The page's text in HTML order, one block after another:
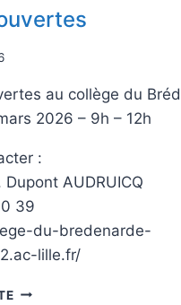
au collège du
2026 – 9h – 12h
:
AUDRUICQ
39
du-bredenarde-
lille.fr/